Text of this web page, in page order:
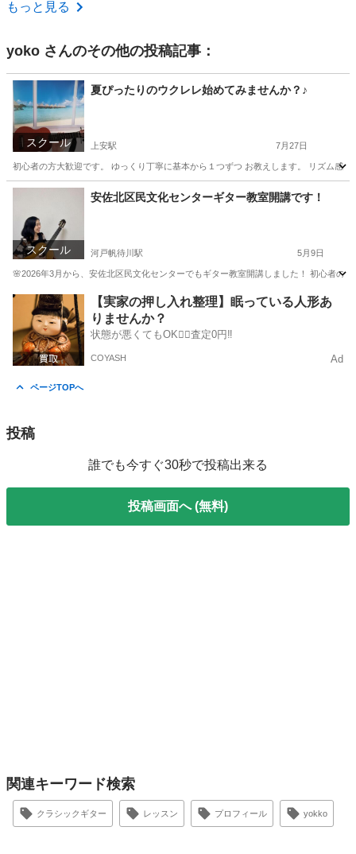
もっと見る
yoko さんのその他の投稿記事：
スクール
夏ぴったりのウクレレ始めてみませんか？♪
上安駅 7月27日
初心者の方大歓迎です。 ゆっくり丁寧に基本から１つずつ お教えします。 リズム
広島 広島市 上安駅 ウクレレ レッスン
スクール
安佐北区民文化センターギター教室開講です！
河戸帆待川駅 5月9日
🌸2026年3月から、安佐北区民文化センターでもギター教室開講しました！ 初心者の
広島 広島市 河戸帆待川駅 ギター クラシックギター
【実家の押し入れ整理】眠っている人形あ
りませんか？
状態が悪くてもOK🙆‍♀️査定0円‼️
COYASH Ad
ページTOPへ
投稿
誰でも今すぐ30秒で投稿出来る
投稿画面へ (無料)
関連キーワード検索
クラシックギター レッスン プロフィール yokko